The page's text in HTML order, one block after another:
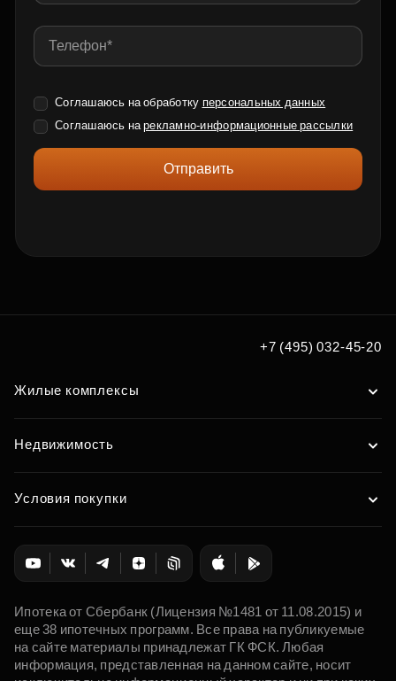
Соглашаюсь на обработку персональных данных
Соглашаюсь нарекламно-информационные рассылки
Отправить
+7 (495) 032-45-20
Жилые комплексы
Недвижимость
Условия покупки
Ипотека от Сбербанк (Лицензия №1481 от 11.08.2015) и
еще 38 ипотечных программ. Все права на публикуемые
на сайте материалы принадлежат ГК ФСК. Любая
информация, представленная на данном сайте, носит